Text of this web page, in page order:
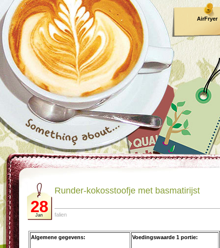
AirFryer
28
Jan
Runder-kokosstoofje met basmatirijst
falien
Algemene gegevens: Voedingswaarde 1 portie: